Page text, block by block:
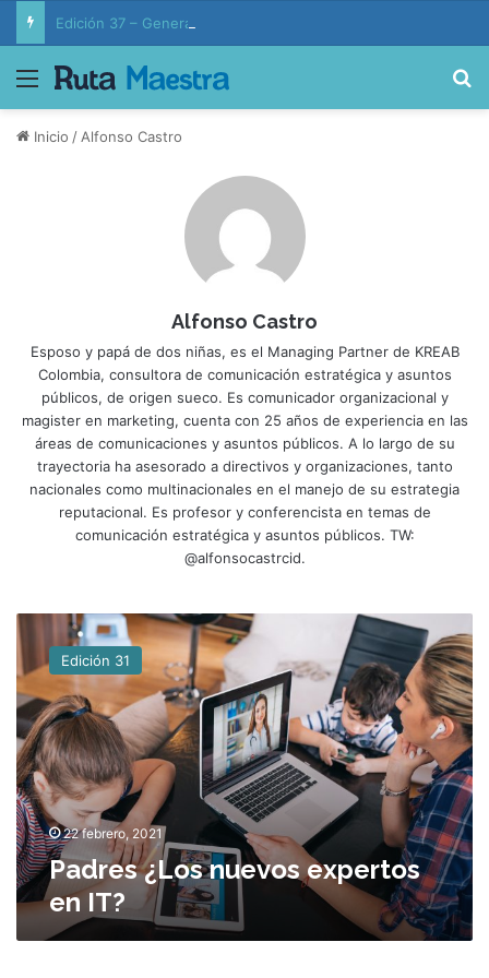
Menú
Inicio / Alfonso Castro
Alfonso Castro
Esposo y papá de dos niñas, es el Managing Partner de KREAB
Colombia, consultora de comunicación estratégica y asuntos
públicos, de origen sueco. Es comunicador organizacional y
magister en marketing, cuenta con 25 años de experiencia en las
áreas de comunicaciones y asuntos públicos. A lo largo de su
trayectoria ha asesorado a directivos y organizaciones, tanto
nacionales como multinacionales en el manejo de su estrategia
reputacional. Es profesor y conferencista en temas de
comunicación estratégica y asuntos públicos. TW:
@alfonsocastrcid.
P
a
d
r
e
s
¿
L
o
s
n
u
e
o
Edición 31
22 febrero, 2021
Padres ¿Los nuevos expertos
en IT?